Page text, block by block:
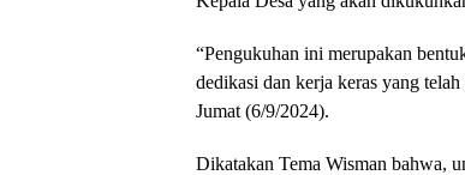
“Pengukuhan ini merupakan
dedikasi dan kerja keras yang
Jumat (6/9/2024).
Dikatakan Tema Wisman bahwa,